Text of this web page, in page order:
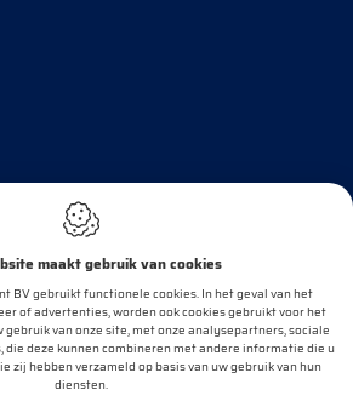
HOOGTE!
OK
maakt gebruik van cookies
BV gebruikt functionele cookies. In het geval van het
of advertenties, worden ook cookies gebruikt voor het
van onze site, met onze analysepartners, sociale
deze kunnen combineren met andere informatie die u
zij hebben verzameld op basis van uw gebruik van hun
diensten.